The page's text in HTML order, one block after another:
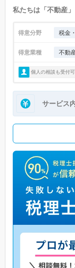
私たちは「不動産
得意分野 税金
得意業種 不動
個人の相談も受付可
サービス